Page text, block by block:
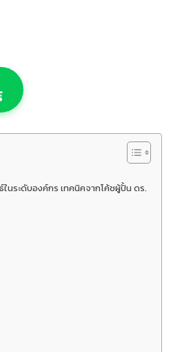
ระดับองค์กร เทคนิคจากโค้ชผู้ปั้น ดร.